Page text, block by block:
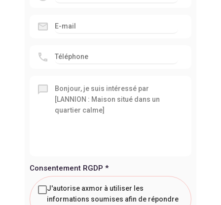
Consentement RGDP *
J'autorise axmor à utiliser les
informations soumises afin de répondre